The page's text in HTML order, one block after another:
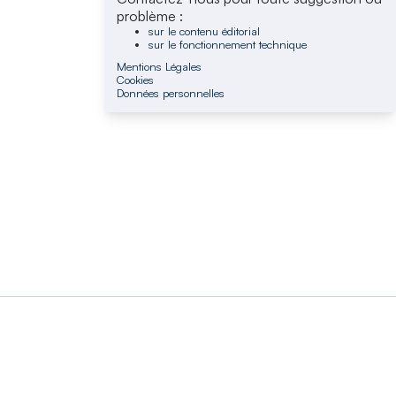
problème :
sur le contenu éditorial
sur le fonctionnement technique
Mentions Légales
Cookies
Données personnelles